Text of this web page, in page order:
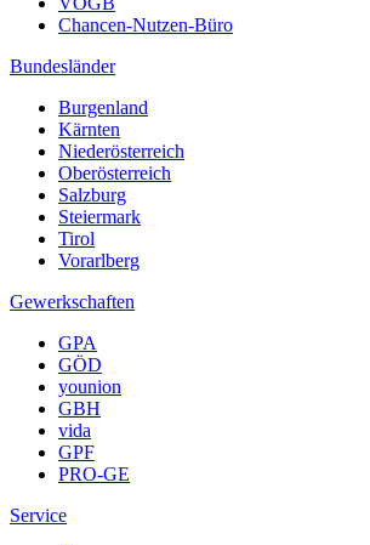
Chancen-Nutzen-Büro
Bundesländer
Burgenland
Kärnten
Niederösterreich
Oberösterreich
Salzburg
Steiermark
Tirol
Vorarlberg
Gewerkschaften
GPA
GÖD
younion
GBH
vida
GPF
PRO-GE
Service